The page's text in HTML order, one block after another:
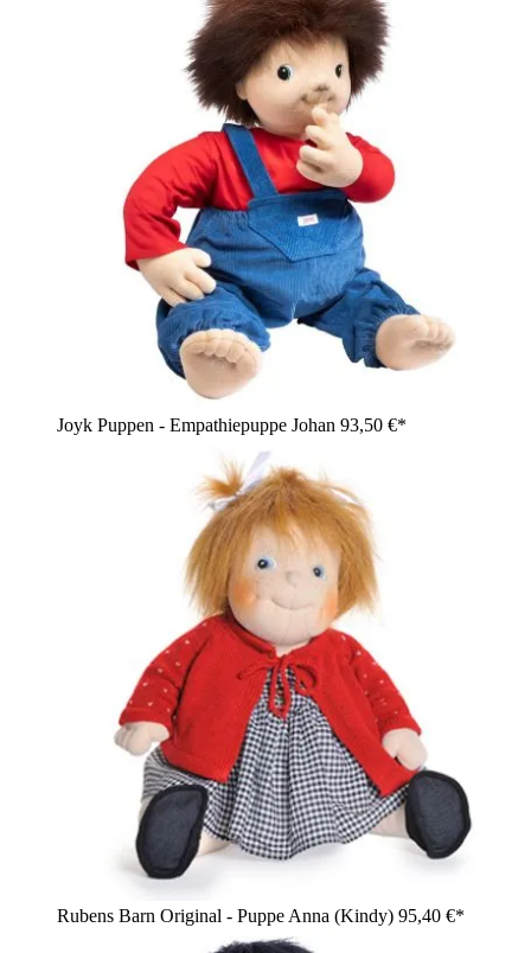
Joyk Puppen - Empathiepuppe Johan 93,50 €*
Rubens Barn Original - Puppe Anna (Kindy) 95,40 €*